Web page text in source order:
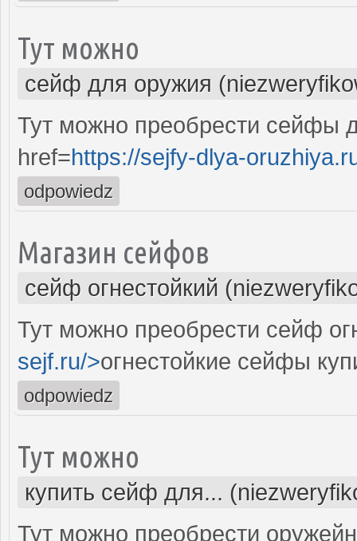
Тут можно
сейф для оружия
Тут можно преобрести сейфы
href=https://sejfy-dlya-
odpowiedz
Магазин сейфов
сейф огнестойкий
Тут можно преобрести сейф
sejf.ru/>огнестойкие сейфы
odpowiedz
Тут можно
купить сейф для...
Тут можно преобрести